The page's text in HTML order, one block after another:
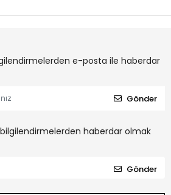
e-posta ile haberdar
Gönder
haberdar olmak
Gönder